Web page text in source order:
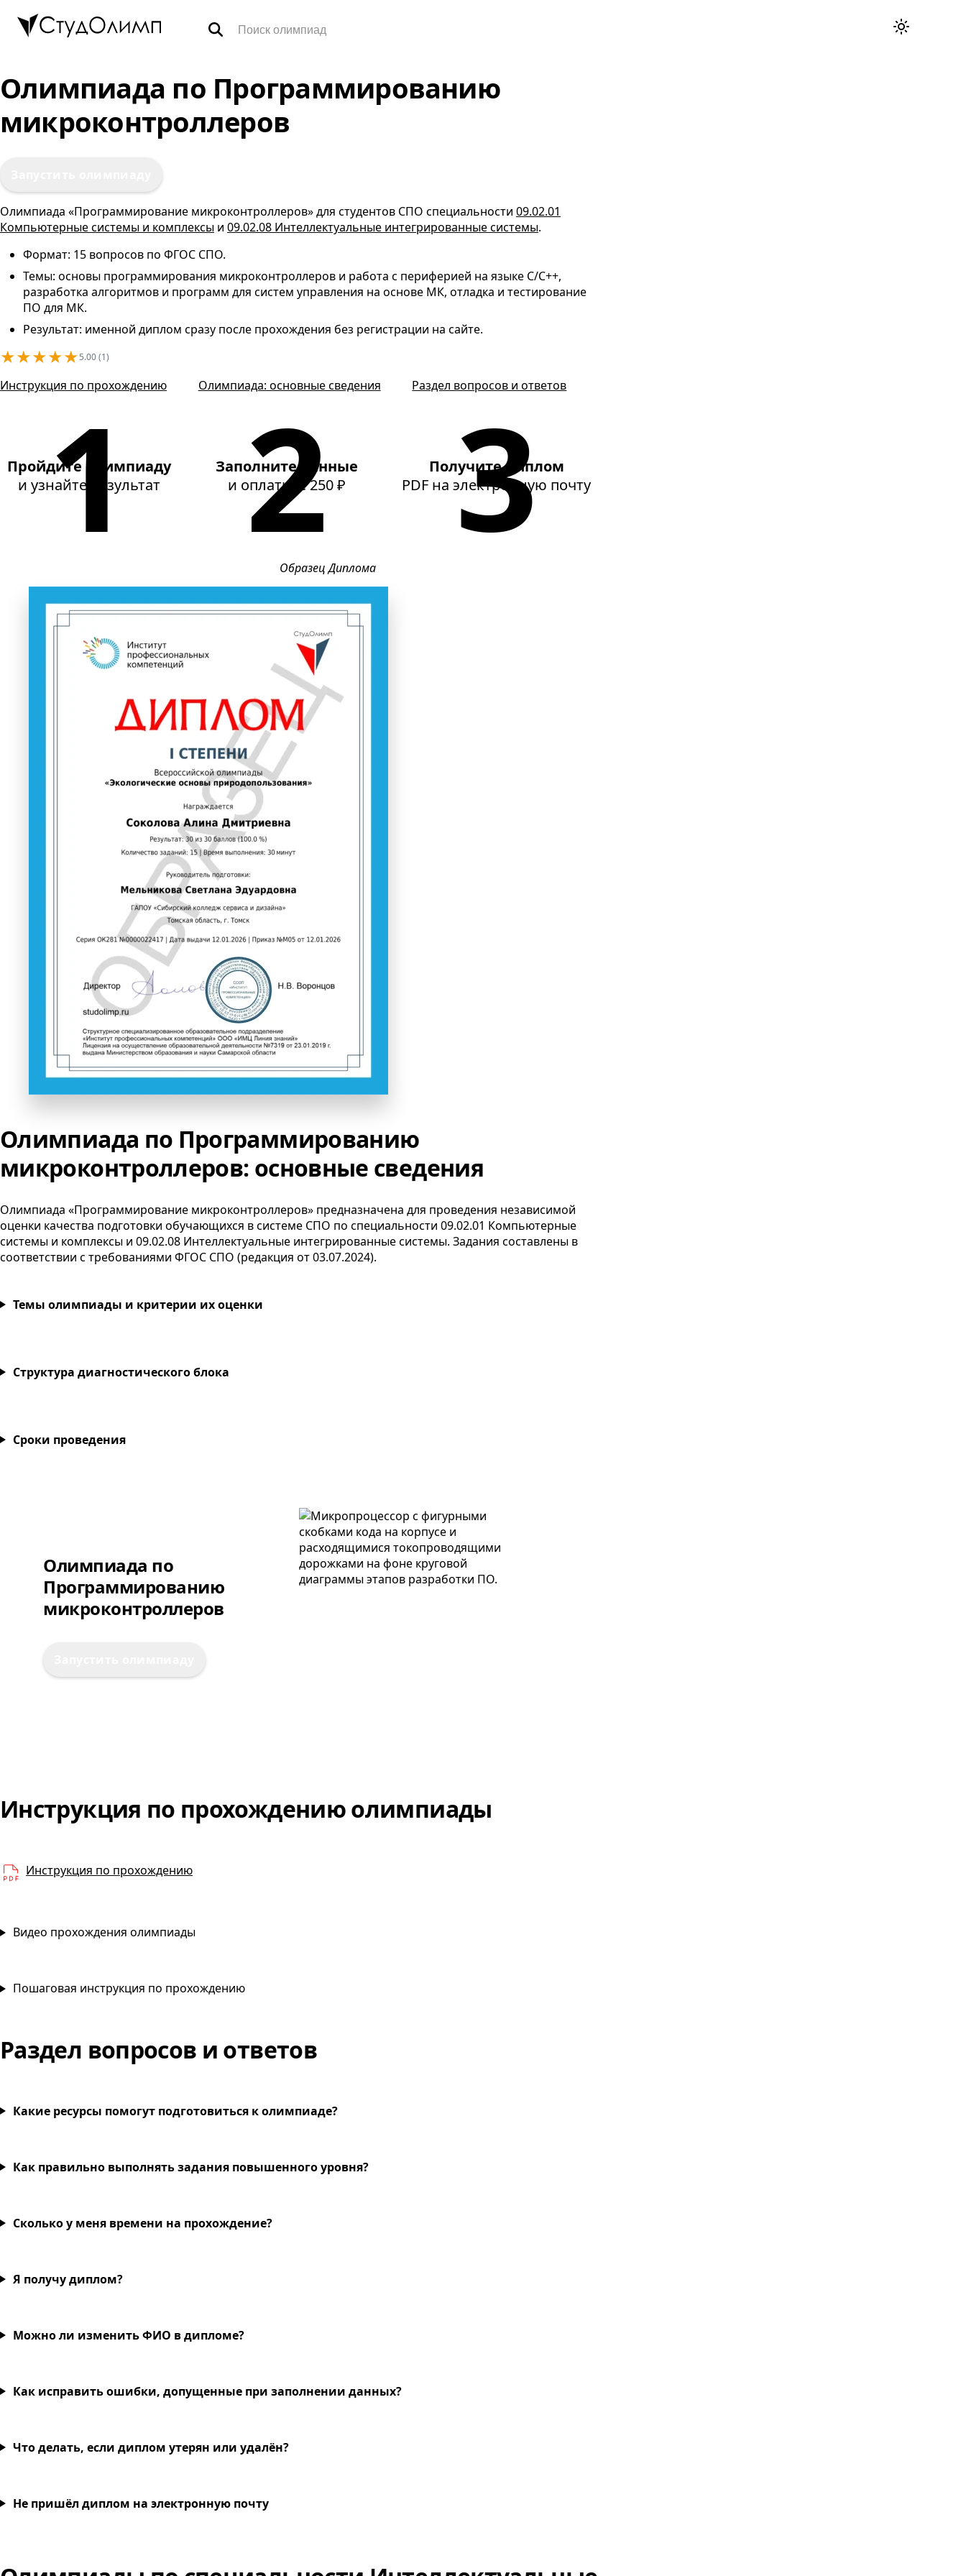
Олимпиада по Программированию
микроконтроллеров
Олимпиада «Программирование микроконтроллеров» для студентов СПО специальности 09.02.01
Компьютерные системы и комплексы и 09.02.08 Интеллектуальные интегрированные системы.
Формат: 15 вопросов по ФГОС СПО.
Темы: основы программирования микроконтроллеров и работа с периферией на языке C/C++,
разработка алгоритмов и программ для систем управления на основе МК, отладка и тестирование
ПО для МК.
Результат: именной диплом сразу после прохождения без регистрации на сайте.
★★★★★5.00 (1)
Инструкция по прохождению Олимпиада: основные сведения Раздел вопросов и ответов
Пройдите олимпиаду
и узнайте результат
Заполните данные
и оплатите250 ₽
Получите диплом
PDF на электронную почту
Образец Диплома
Олимпиада по Программированию
микроконтроллеров: основные сведения
Олимпиада «Программирование микроконтроллеров» предназначена для проведения независимой
оценки качества подготовки обучающихся в системе СПО по специальности 09.02.01 Компьютерные
системы и комплексы и 09.02.08 Интеллектуальные интегрированные системы. Задания составлены в
соответствии с требованиями ФГОС СПО (редакция от03.07.2024).
Темы олимпиады и критерии их оценки
Структура диагностического блока
Сроки проведения
Олимпиада по
Программированию
микроконтроллеров
Инструкция по прохождению олимпиады
Инструкция по прохождению
PDF
Видео прохождения олимпиады
Пошаговая инструкция по прохождению
Раздел вопросов и ответов
Какие ресурсы помогут подготовиться к олимпиаде?
Как правильно выполнять задания повышенного уровня?
Сколько у меня времени на прохождение?
Я получу диплом?
Можно ли изменить ФИО в дипломе?
Как исправить ошибки, допущенные при заполнении данных?
Что делать, если диплом утерян или удалён?
Не пришёл диплом на электронную почту
Корзина
Контакты